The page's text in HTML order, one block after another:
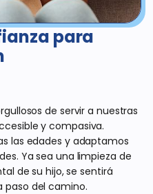
para
de servir a nuestras
y compasiva.
las edades y adaptamos
Ya sea una limpieza de
de su hijo, se sentirá
paso del camino.